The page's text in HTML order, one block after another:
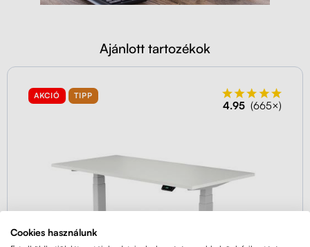
Ajánlott tartozékok
AKCIÓ TIPP
4.95 (665×)
Cookies használunk